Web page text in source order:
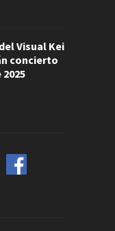
Visual Kei
concierto